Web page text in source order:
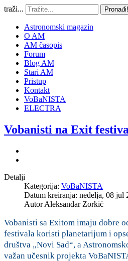
traži... Pronađi!
Astronomski magazin
O AM
AM časopis
Forum
Blog AM
Stari AM
Pristup
Kontakt
VoBaNISTA
ELECTRA
Vobanisti na Exit
Detalji
Kategorija: VoBaNISTA
Datum kreiranja: nedelja, 08 jul
AutorAleksandar Zorkić
Vobanisti sa Exitom imaju dobre
festivala koristi planetarijum i
društva „Novi Sad“, a
važan učesnik projekta